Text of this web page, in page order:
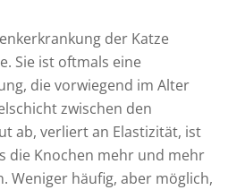
der Katze
Sie ist oftmals eine
die vorwiegend im Alter
zwischen den
ab, verliert an Elastizität, ist
die Knochen mehr und mehr
Weniger häufig, aber möglich,